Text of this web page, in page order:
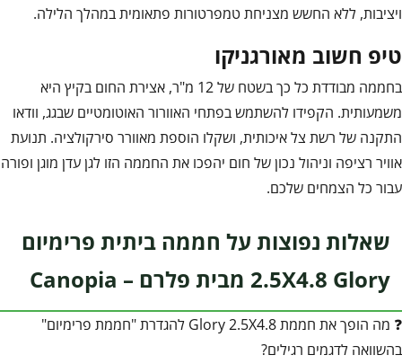
ויציבות, ללא החשש מצניחת טמפרטורות פתאומית במהלך הלילה.
טיפ חשוב מאורגניקו
בחממה מבודדת כל כך בשטח של 12 מ"ר, אצירת החום בקיץ היא
משמעותית. הקפידו להשתמש בפתחי האוורור האוטומטיים שבגג, וודאו
התקנה של רשת צל איכותית, ושקלו הוספת מאוורר סירקולציה. תנועת
אוויר רציפה וניהול נכון של חום יהפכו את החממה הזו לגן עדן מוגן ופורה
עבור כל הצמחים שלכם.
שאלות נפוצות על חממה ביתית פרימיום
2.5X4.8 Glory מבית פלרם – Canopia
❓ מה הופך את חממת Glory 2.5X4.8 להגדרת "חממת פרימיום"
בהשוואה לדגמים רגילים?